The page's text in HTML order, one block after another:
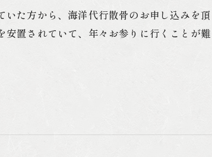
いた方から、海洋代行散骨のお申し込みを
安置されていて、年々お参りに行くことが